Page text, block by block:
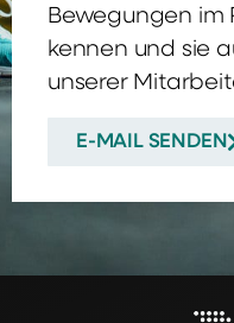
Bewegungen im
kennen und sie
unserer
E-MAIL SENDEN